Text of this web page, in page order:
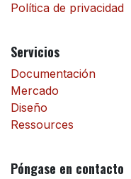
Política de privacidad
Servicios
Documentación
Mercado
Diseño
Ressources
Póngase en contacto